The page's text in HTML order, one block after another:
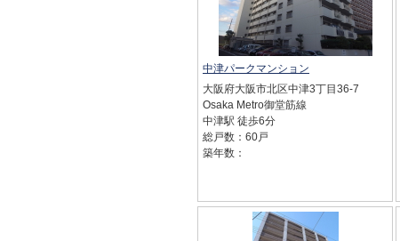
中津パークマンション
大阪府大阪市北区中津3丁目36-7
Osaka Metro御堂筋線
中津駅 徒歩6分
総戸数：60戸
築年数：